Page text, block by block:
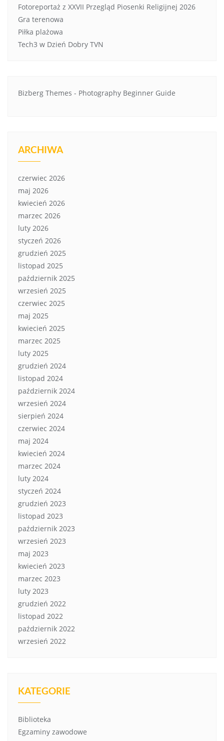
Fotoreportaż z XXVII Przegląd Piosenki Religijnej 2026
Gra terenowa
Piłka plażowa
Tech3 w Dzień Dobry TVN
Bizberg Themes - Photography Beginner Guide
ARCHIWA
czerwiec 2026
maj 2026
kwiecień 2026
marzec 2026
luty 2026
styczeń 2026
grudzień 2025
listopad 2025
październik 2025
wrzesień 2025
czerwiec 2025
maj 2025
kwiecień 2025
marzec 2025
luty 2025
grudzień 2024
listopad 2024
październik 2024
wrzesień 2024
sierpień 2024
czerwiec 2024
maj 2024
kwiecień 2024
marzec 2024
luty 2024
styczeń 2024
grudzień 2023
listopad 2023
październik 2023
wrzesień 2023
maj 2023
kwiecień 2023
marzec 2023
luty 2023
grudzień 2022
listopad 2022
październik 2022
wrzesień 2022
KATEGORIE
Biblioteka
Egzaminy zawodowe